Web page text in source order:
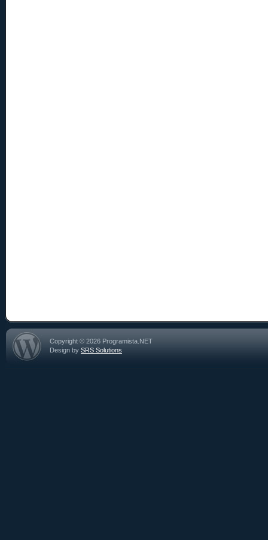
Copyright © 2026 Programista.NET
Design by SRS Solutions